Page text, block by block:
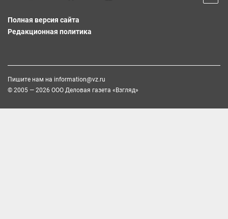
Полная версия сайта
Редакционная политика
Пишите нам на information@vz.ru
© 2005 — 2026 ООО Деловая газета «Взгляд»